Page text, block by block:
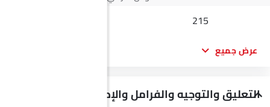
215
عرض جميع
التعليق والتوجيه والفرامل والإطارات